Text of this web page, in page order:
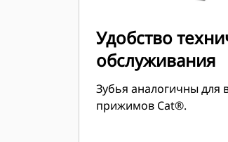
Удобство
обслуживания
Зубья аналогичны для
прижимов Cat®.